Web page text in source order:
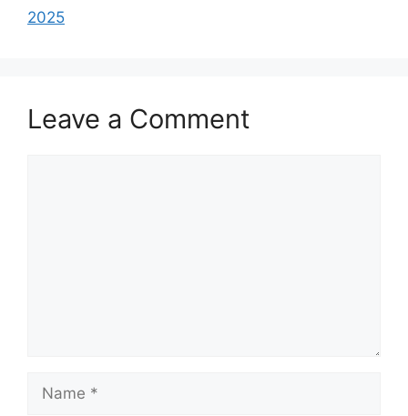
2025
Leave a Comment